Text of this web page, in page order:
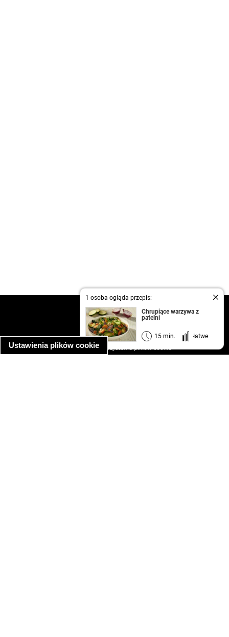
Ustawienia plików cookie
1 osoba ogląda przepis:
Chrupiące warzywa z
patelni
15 min. łatwe
kontakt
regulamin
informacja o prywatności
informacja o wykorzystaniu plików cookie